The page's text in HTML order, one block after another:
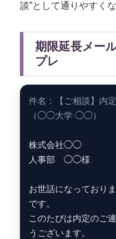
談”として通りやすくな
期限延長メー
プレ
件名：【ご相談】内
（◯◯大学 ◯◯）
株式会社◯◯
人事部 ◯◯様
お世話になってお
です。
このたびは内定のご
うございます。